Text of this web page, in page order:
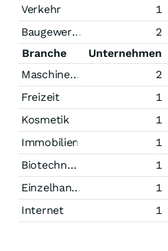
Verkehr
1
Baugewerbe
2
Branche
Unternehmen
Maschinenbau
2
Freizeit
1
Kosmetik
1
Immobilien
1
Biotechnologie
1
Einzelhandel
1
Internet
1